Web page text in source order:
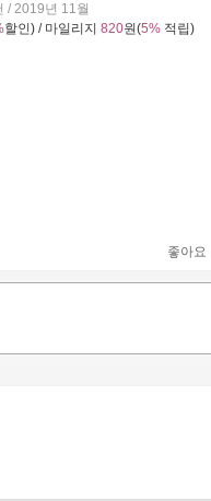
/ 2019년 11월
할인) / 마일리지 820원(5% 적립)
좋아요